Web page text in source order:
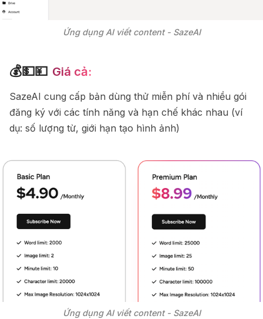
Ứng dụng AI viết content - SazeAI
💰💵💴 Giá cả:
SazeAI cung cấp bản dùng thử miễn phí và nhiều gói
đăng ký với các tính năng và hạn chế khác nhau (ví
dụ: số lượng từ, giới hạn tạo hình ảnh)
Ứng dụng AI viết content - SazeAI